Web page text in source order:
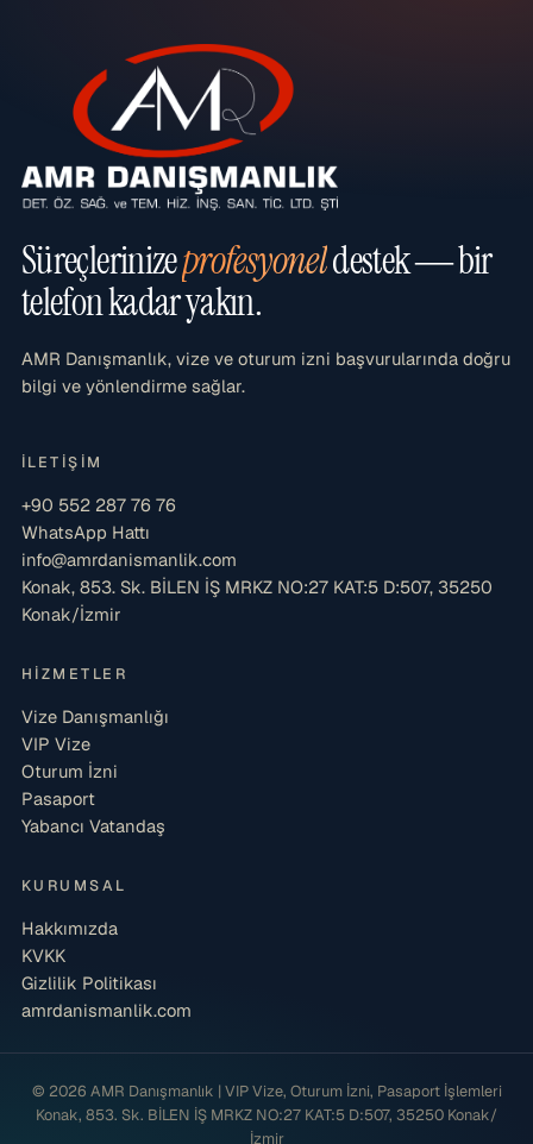
Süreçlerinizeprofesyoneldestek — bir
telefon kadar yakın.
AMR Danışmanlık, vize ve oturum izni başvurularında doğru
bilgi ve yönlendirme sağlar.
İLETIŞIM
+90 552 287 76 76
WhatsApp Hattı
info@amrdanismanlik.com
Konak, 853. Sk. BİLEN İŞ MRKZ NO:27 KAT:5 D:507, 35250
Konak/İzmir
HIZMETLER
Vize Danışmanlığı
VIP Vize
Oturum İzni
Pasaport
Yabancı Vatandaş
KURUMSAL
Hakkımızda
KVKK
Gizlilik Politikası
amrdanismanlik.com
© 2026 AMR Danışmanlık | VIP Vize, Oturum İzni, Pasaport İşlemleri
Konak, 853. Sk. BİLEN İŞ MRKZ NO:27 KAT:5 D:507, 35250 Konak/
İzmir